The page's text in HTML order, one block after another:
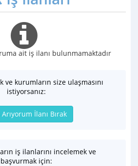
ait iş ilanı bulunmamaktadır
ve kurumların size ulaşmasını
istiyorsanız:
Arıyorum İlanı Bırak
iş ilanlarını incelemek ve
başvurmak için: